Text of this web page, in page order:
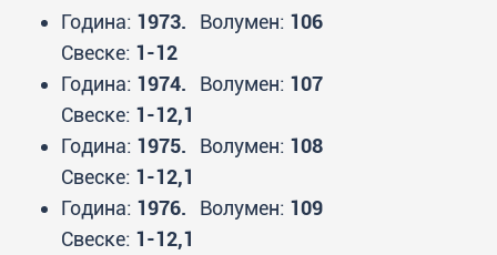
Година: 1973. Волумен: 106
Свеске: 1-12
Година: 1974. Волумен: 107
Свеске: 1-12,1
Година: 1975. Волумен: 108
Свеске: 1-12,1
Година: 1976. Волумен: 109
Свеске: 1-12,1